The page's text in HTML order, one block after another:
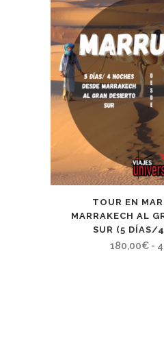
TOUR EN
MARRAKECH AL
SUR (5 DÍAS/
180,00€ -